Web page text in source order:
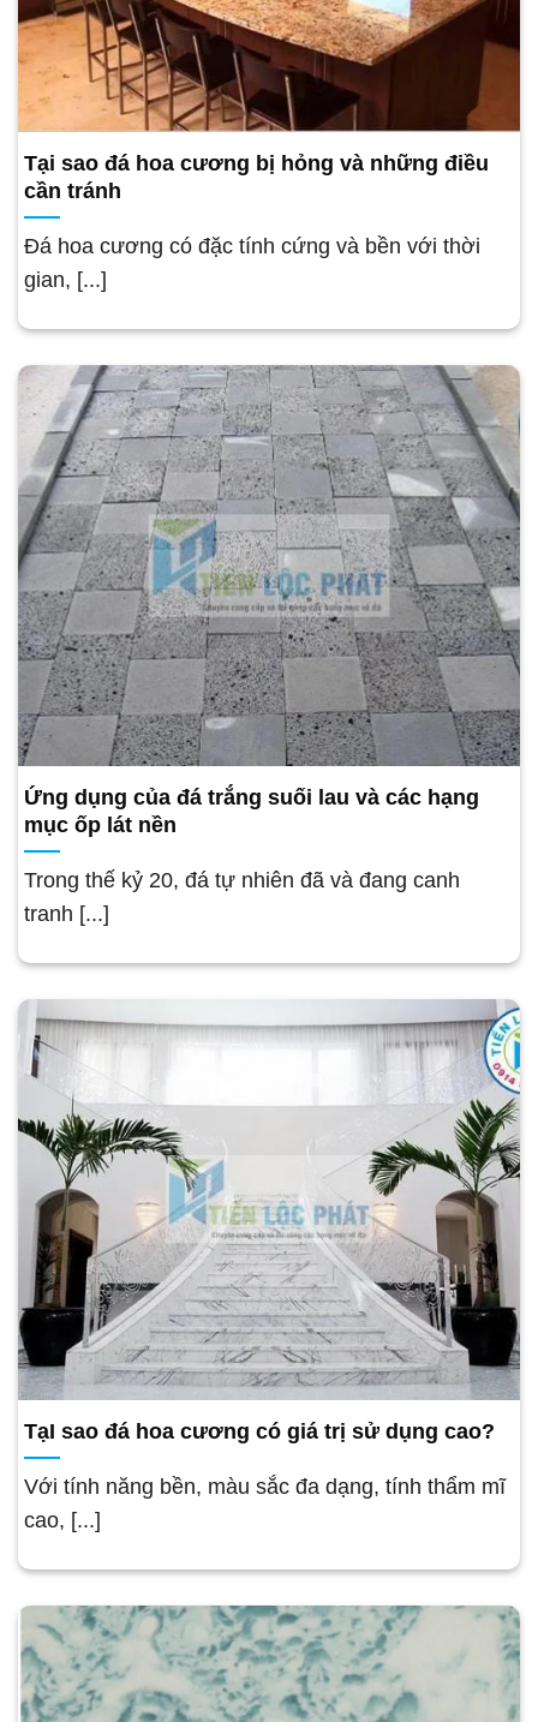
Tại sao đá hoa cương bị hỏng và những điều
cần tránh
Đá hoa cương có đặc tính cứng và bền với thời
gian, [...]
Ứng dụng của đá trắng suối lau và các hạng
mục ốp lát nền
Trong thế kỷ 20, đá tự nhiên đã và đang canh
tranh [...]
TạI sao đá hoa cương có giá trị sử dụng cao?
Với tính năng bền, màu sắc đa dạng, tính thẩm mĩ
cao, [...]